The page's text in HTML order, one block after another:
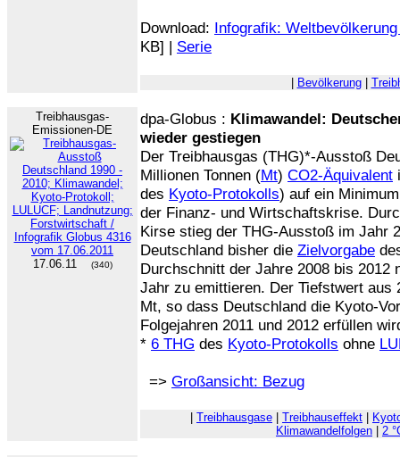
Download: Infografik:
KB] | Serie
Bevölkerung|
Treibhausgas-
Emissionen-DE
17.06.11 (340)
dpa-Globus : Klimawandel:
wieder gestiegen
Der Treibhausgas (THG)*-Ausstoß
Millionen Tonnen (Mt) CO2-Äquivalent
des Kyoto-Protokolls) auf ein
der Finanz- und Wirtschaftskrise.
Kirse stieg der THG-Ausstoß im Jahr
Deutschland bisher die Zielvorgabe
Durchschnitt der Jahre 2008 bis 2012
Jahr zu emittieren. Der Tiefstwert aus
Mt, so dass Deutschland die Kyoto-
Folgejahren 2011 und 2012 erfüllen
* 6 THG des Kyoto-Protokolls ohne
=> Großansicht: Bezug
Treibhausgase Treibhauseffekt
Klimawandelfolgen
2